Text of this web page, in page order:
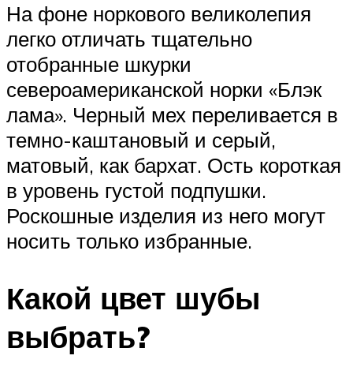
На фоне норкового великолепия
легко отличать тщательно
отобранные шкурки
североамериканской норки «Блэк
лама». Черный мех переливается в
темно-каштановый и серый,
матовый, как бархат. Ость короткая
в уровень густой подпушки.
Роскошные изделия из него могут
носить только избранные.
Какой цвет шубы
выбрать?